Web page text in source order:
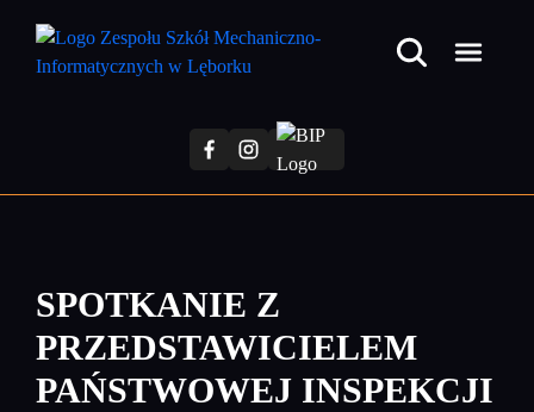
treści
SPOTKANIE Z
PRZEDSTAWICIELEM
PAŃSTWOWEJ INSPEKCJI